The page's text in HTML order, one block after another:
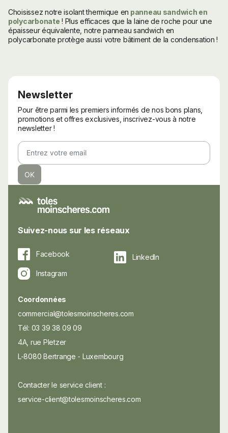
Choisissez notre isolant thermique en panneau sandwich en
polycarbonate ! Plus efficaces que la laine de roche pour une
épaisseur équivalente, notre panneau sandwich en
polycarbonate protège aussi votre bâtiment de la condensation !
Suivez-nous sur les réseaux
Facebook
LinkedIn
Instagram
Coordonnées
commercial@tolesmoinscheres.com
Tél: 03 39 38 09 09
4A, rue Pletzer
L-8080 Bertrange - Luxembourg
Contacter le service client :
service-client@tolesmoinscheres.com
Newsletter
Pour être parmi les premiers informés de nos bons plans,
promotions et offres exclusives, inscrivez-vous à notre
newsletter !